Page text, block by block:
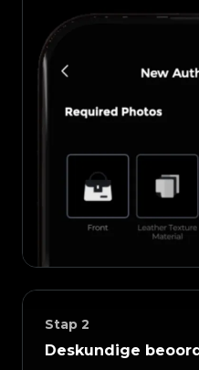
Stap 2
Deskundige